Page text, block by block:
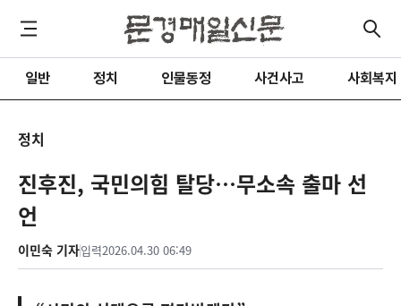
일반 정치 인물동정 사건사고 사회복지
정치
진후진, 국민의힘 탈당…무소속 출마 선
언
이민숙 기자입력2026.04.30 06:49